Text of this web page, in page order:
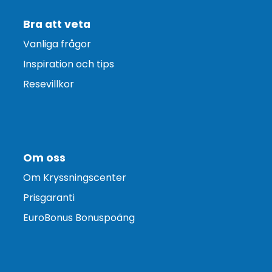
Bra att veta
Vanliga frågor
Inspiration och tips
Resevillkor
Om oss
Om Kryssningscenter
Prisgaranti
EuroBonus Bonuspoäng